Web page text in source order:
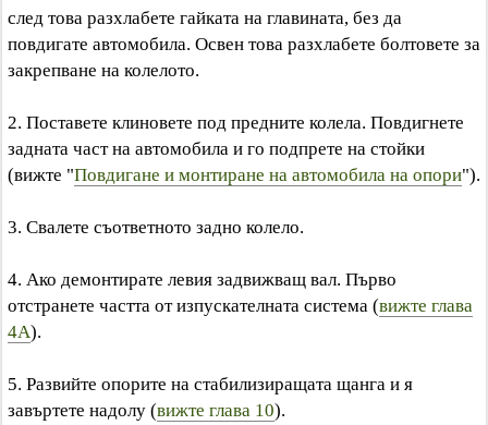
след това разхлабете гайката на главината, без да
повдигате автомобила. Освен това разхлабете болтовете за
закрепване на колелото.
2. Поставете клиновете под предните колела. Повдигнете
задната част на автомобила и го подпрете на стойки
(вижте "Повдигане и монтиране на автомобила на опори").
3. Свалете съответното задно колело.
4. Ако демонтирате левия задвижващ вал. Първо
отстранете частта от изпускателната система (вижте глава
4A).
5. Развийте опорите на стабилизиращата щанга и я
завъртете надолу (вижте глава 10).